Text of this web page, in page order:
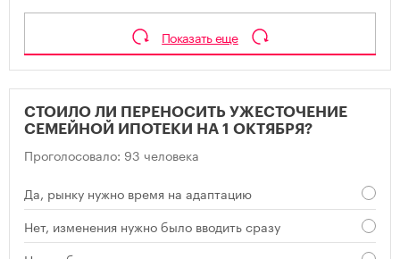
Показать еще
СТОИЛО ЛИ ПЕРЕНОСИТЬ УЖЕСТОЧЕНИЕ
СЕМЕЙНОЙ ИПОТЕКИ НА 1 ОКТЯБРЯ?
Проголосовало: 93 человека
Да, рынку нужно время на адаптацию
Нет, изменения нужно было вводить сразу